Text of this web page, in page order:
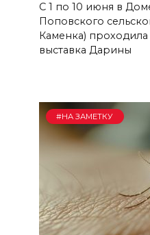
С 1 по 10 июня в
Поповского
Каменка)
выставка Дарины
#НА ЗАМЕТКУ